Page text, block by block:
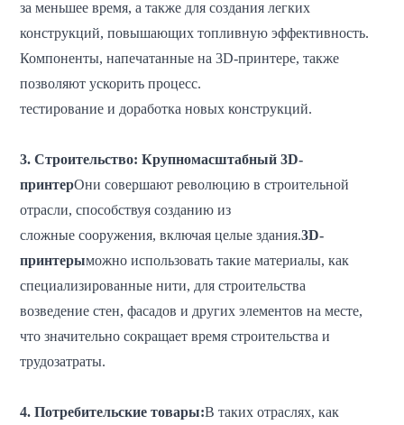
за меньшее время, а также для создания легких
конструкций, повышающих топливную эффективность.
Компоненты, напечатанные на 3D-принтере, также
позволяют ускорить процесс.
тестирование и доработка новых конструкций.
3. Строительство: Крупномасштабный 3D-
принтерОни совершают революцию в строительной
отрасли, способствуя созданиюиз
сложные сооружения, включая целые здания.3D-
принтерыможно использовать такие материалы, как
специализированные нити, для строительства
возведение стен, фасадов и других элементов на месте,
что значительно сокращает время строительства и
трудозатраты.
4. Потребительские товары:В таких отраслях, как